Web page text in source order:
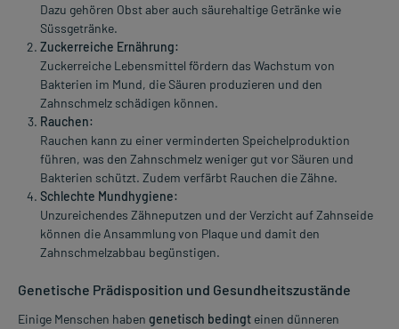
Dazu gehören Obst aber auch säurehaltige Getränke wie
Süssgetränke.
Zuckerreiche Ernährung:
Zuckerreiche Lebensmittel fördern das Wachstum von
Bakterien im Mund, die Säuren produzieren und den
Zahnschmelz schädigen können.
Rauchen:
Rauchen kann zu einer verminderten Speichelproduktion
führen, was den Zahnschmelz weniger gut vor Säuren und
Bakterien schützt. Zudem verfärbt Rauchen die Zähne.
Schlechte Mundhygiene:
Unzureichendes Zähneputzen und der Verzicht auf Zahnseide
können die Ansammlung von Plaque und damit den
Zahnschmelzabbau begünstigen.
Genetische Prädisposition und Gesundheitszustände
Einige Menschen haben genetisch bedingt einen dünneren